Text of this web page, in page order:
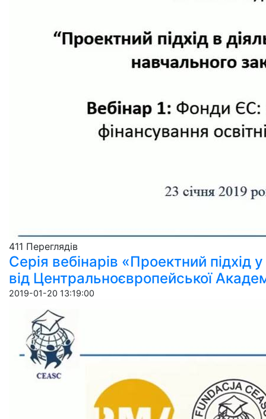
411 Пере­гля­дів
Серія вебінарів «Проектний підхід
від Центральноєвропейської
2019-01-20 13:19:00